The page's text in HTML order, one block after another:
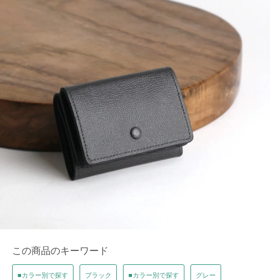
この商品のキーワード
■カラー別で探す ブラック ■カラー別で探す グレー